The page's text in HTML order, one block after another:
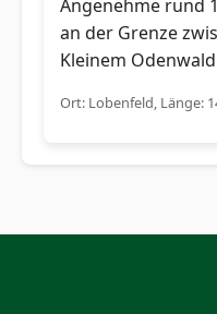
Angenehme rund
an der Grenze
Kleinem
Ort: Lobenfeld, Länge: